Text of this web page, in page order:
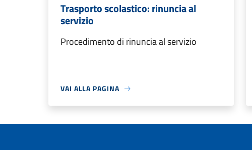
Trasporto scolastico: rinuncia al
servizio
Procedimento di rinuncia al servizio
VAI ALLA PAGINA